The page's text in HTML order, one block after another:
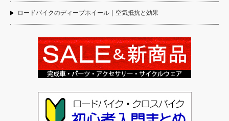
ロードバイクのディープホイール｜空気抵抗と効果